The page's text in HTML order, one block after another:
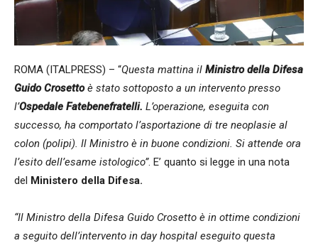
ROMA (ITALPRESS) – “Questa mattina il Ministro della Difesa
Guido Crosettoè stato sottoposto a un intervento presso
l’Ospedale Fatebenefratelli. L’operazione, eseguita con
successo, ha comportato l’asportazione di tre neoplasie al
colon (polipi). Il Ministro è in buone condizioni. Si attende ora
l’esito dell’esame istologico”. E’ quanto si legge in una nota
del Ministero della Difesa.
“Il Ministro della Difesa Guido Crosetto è in ottime condizioni
a seguito dell’intervento in day hospital eseguito questa